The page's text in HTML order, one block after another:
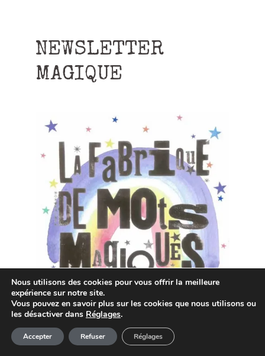
NEWSLETTER
MAGIQUE
Pour recevoir de la MAGIE & de
Article ajouté au panier
0 Produit - 0,00
Nous utilisons des cookies pour vous offrir la meilleure
expérience sur notre site.
Vous pouvez en savoir plus sur les cookies que nous utilisons ou
les désactiver dans Réglages.
Accepter Refuser Réglages